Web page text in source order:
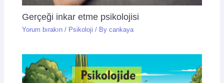
Gerçeği inkar etme psikolojisi
Yorum bırakın / Psikoloji / Bycankaya